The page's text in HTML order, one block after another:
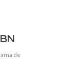
de